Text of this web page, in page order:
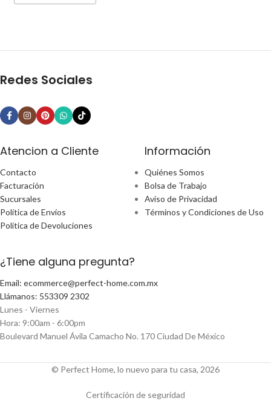
Redes Sociales
Atencion a Cliente
Contacto
Facturación
Sucursales
Política de Envíos
Política de Devoluciones
Información
Quiénes Somos
Bolsa de Trabajo
Aviso de Privacidad
Términos y Condiciones de Uso
¿Tiene alguna pregunta?
Email: ecommerce@perfect-home.com.mx
Llámanos: 553309 2302
Lunes - Viernes
Hora: 9:00am - 6:00pm
Boulevard Manuel Ávila Camacho No. 170 Ciudad De México
© Perfect Home, lo nuevo para tu casa, 2026
Certificación de seguridad